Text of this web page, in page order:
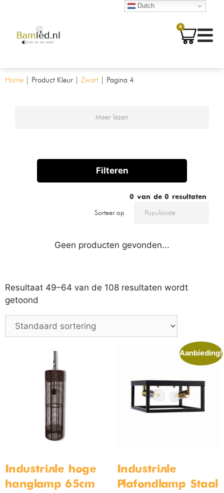
0
Home | Product Kleur | Zwart | Pagina 4
Meer lezen
Filteren
0 van de 0 resultaten
Sorteer op
Geen producten gevonden...
Resultaat 49–64 van de 108 resultaten wordt
getoond
Industriële hoge
hanglamp 65cm
Aanbieding!
Industriële
Plafondlamp Staal
Dutch